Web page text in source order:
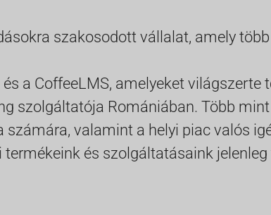
szakosodott vállalat, amely
a CoffeeLMS, amelyeket világszerte
szolgáltatója Romániában. Több
valamint a helyi piac valós
és szolgáltatásaink